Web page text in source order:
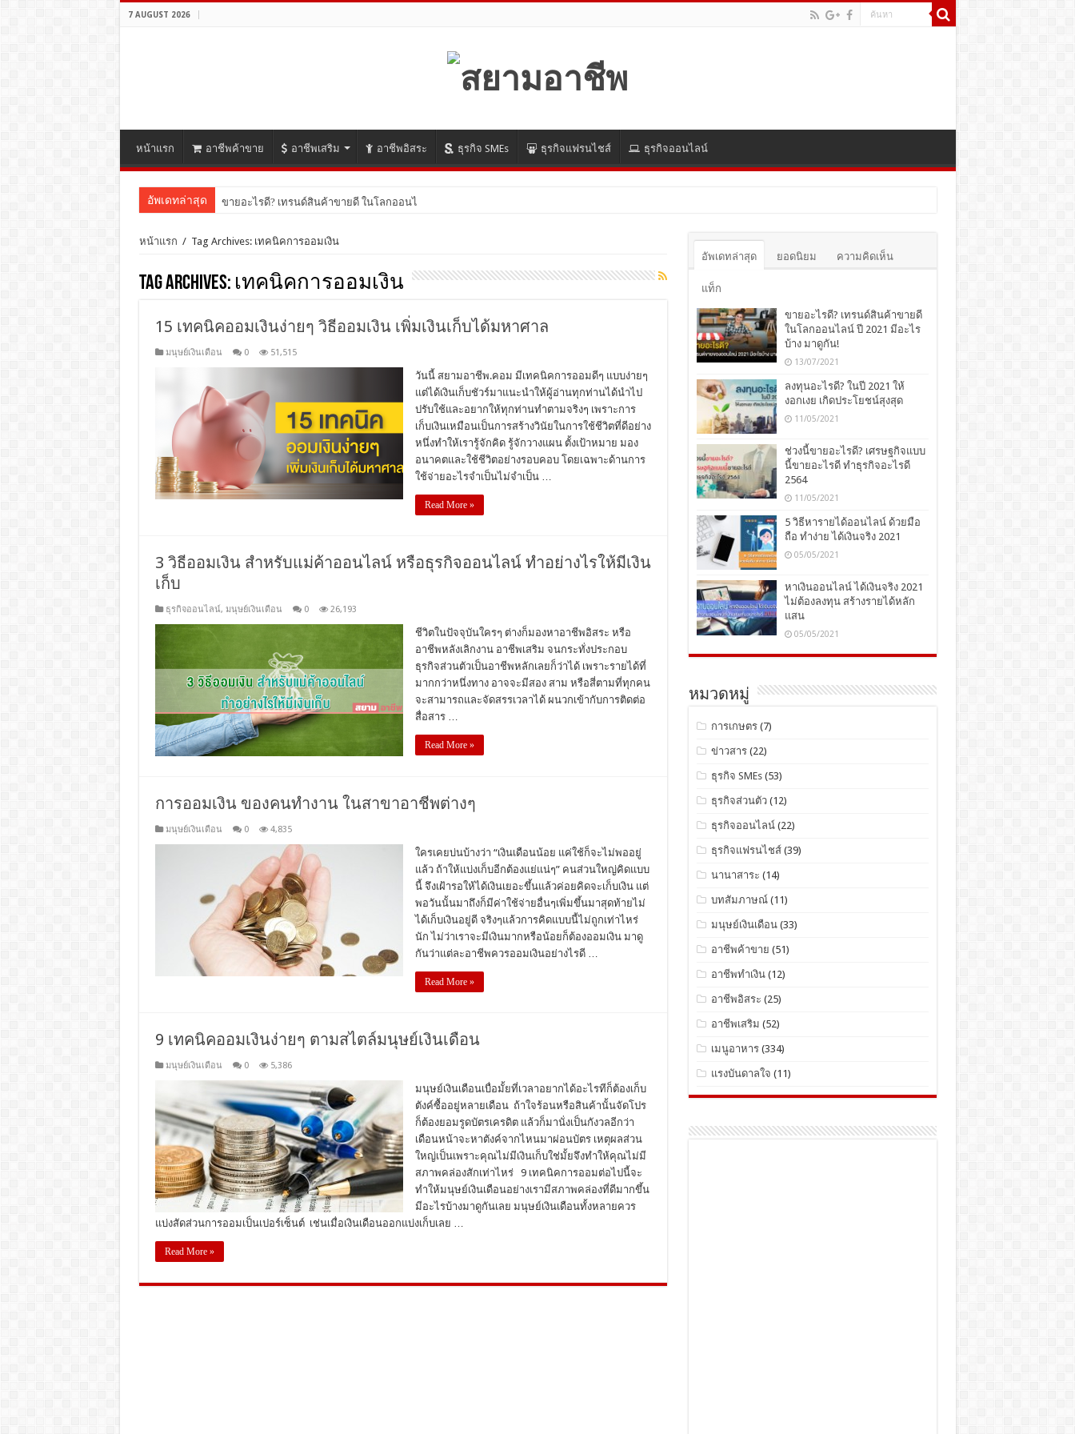
7 AUGUST 2026
หน้าแรก อาชีพค้าขาย อาชีพเสริม อาชีพอิสระ ธุรกิจ SMEs ธุรกิจแฟรนไชส์ ธุรกิจออนไลน์
อัพเดทล่าสุด ขายอะไรดี? เทรนด์สินค้าขายดี ในโลกออนไลน์ ปี 2021 มีอะไรบ้าง
หน้าแรก / Tag Archives: เทคนิคการออมเงิน
Tag Archives: เทคนิคการออมเงิน
15 เทคนิคออมเงินง่ายๆ วิธีออมเงิน เพิ่มเงินเก็บได้มหาศาล
มนุษย์เงินเดือน 0 51,515
วันนี้ สยามอาชีพ.คอม มีเทคนิคการออมดีๆ แบบง่ายๆ
แต่ได้เงินเก็บชัวร์มาแนะนำให้ผู้อ่านทุกท่านได้นำไป
ปรับใช้และอยากให้ทุกท่านทำตามจริงๆ เพราะการ
เก็บเงินเหมือนเป็นการสร้างวินัยในการใช้ชีวิตที่ดีอย่าง
หนึ่งทำให้เรารู้จักคิด รู้จักวางแผน ตั้งเป้าหมาย มอง
อนาคตและใช้ชีวิตอย่างรอบคอบ โดยเฉพาะด้านการ
ใช้จ่ายอะไรจำเป็นไม่จำเป็น …
Read More »
3 วิธีออมเงิน สำหรับแม่ค้าออนไลน์ หรือธุรกิจออนไลน์ ทำอย่างไรให้มีเงิน
เก็บ
ธุรกิจออนไลน์, มนุษย์เงินเดือน 0 26,193
ชีวิตในปัจจุบันใครๆ ต่างก็มองหาอาชีพอิสระ หรือ
อาชีพหลังเลิกงาน อาชีพเสริม จนกระทั่งประกอบ
ธุรกิจส่วนตัวเป็นอาชีพหลักเลยก็ว่าได้ เพราะรายได้ที่
มากกว่าหนึ่งทาง อาจจะมีสอง สาม หรือสี่ตามที่ทุกคน
จะสามารถและจัดสรรเวลาได้ ผนวกเข้ากับการติดต่อ
สื่อสาร …
Read More »
การออมเงิน ของคนทำงาน ในสาขาอาชีพต่างๆ
มนุษย์เงินเดือน 0 4,835
ใครเคยบ่นบ้างว่า “เงินเดือนน้อย แค่ใช้ก็จะไม่พออยู่
แล้ว ถ้าให้แบ่งเก็บอีกต้องแย่แน่ๆ” คนส่วนใหญ่คิดแบบ
นี้ จึงเฝ้ารอให้ได้เงินเยอะขึ้นแล้วค่อยคิดจะเก็บเงิน แต่
พอวันนั้นมาถึงก็มีค่าใช้จ่ายอื่นๆเพิ่มขึ้นมาสุดท้ายไม่
ได้เก็บเงินอยู่ดี จริงๆแล้วการคิดแบบนี้ไม่ถูกเท่าไหร่
นัก ไม่ว่าเราจะมีเงินมากหรือน้อยก็ต้องออมเงิน มาดู
กันว่าแต่ละอาชีพควรออมเงินอย่างไรดี …
Read More »
9 เทคนิคออมเงินง่ายๆ ตามสไตล์มนุษย์เงินเดือน
มนุษย์เงินเดือน 0 5,386
มนุษย์เงินเดือนเบื่อมั้ยที่เวลาอยากได้อะไรทีก็ต้องเก็บ
ตังค์ซื้ออยู่หลายเดือน ถ้าใจร้อนหรือสินค้านั้นจัดโปร
ก็ต้องยอมรูดบัตรเครดิต แล้วก็มานั่งเป็นกังวลอีกว่า
เดือนหน้าจะหาตังค์จากไหนมาผ่อนบัตร เหตุผลส่วน
ใหญ่เป็นเพราะคุณไม่มีเงินเก็บใช่มั้ยจึงทำให้คุณไม่มี
สภาพคล่องสักเท่าไหร่ 9 เทคนิคการออมต่อไปนี้จะ
ทำให้มนุษย์เงินเดือนอย่างเรามีสภาพคล่องที่ดีมากขึ้น
มีอะไรบ้างมาดูกันเลย มนุษย์เงินเดือนทั้งหลายควร
แบ่งสัดส่วนการออมเป็นเปอร์เซ็นต์ เช่นเมื่อเงินเดือนออกแบ่งเก็บเลย …
Read More »
อัพเดทล่าสุด ยอดนิยม ความคิดเห็น
แท็ก
ขายอะไรดี? เทรนด์สินค้าขายดี
ในโลกออนไลน์ ปี 2021 มีอะไร
บ้าง มาดูกัน!
13/07/2021
ลงทุนอะไรดี? ในปี 2021 ให้
งอกเงย เกิดประโยชน์สุงสุด
11/05/2021
ช่วงนี้ขายอะไรดี? เศรษฐกิจแบบ
นี้ขายอะไรดี ทำธุรกิจอะไรดี
2564
11/05/2021
5 วิธีหารายได้ออนไลน์ ด้วยมือ
ถือ ทำง่าย ได้เงินจริง 2021
05/05/2021
หาเงินออนไลน์ ได้เงินจริง 2021
ไม่ต้องลงทุน สร้างรายได้หลัก
แสน
05/05/2021
หมวดหมู่
การเกษตร (7)
ข่าวสาร (22)
ธุรกิจ SMEs (53)
ธุรกิจส่วนตัว (12)
ธุรกิจออนไลน์ (22)
ธุรกิจแฟรนไชส์ (39)
นานาสาระ (14)
บทสัมภาษณ์ (11)
มนุษย์เงินเดือน (33)
อาชีพค้าขาย (51)
อาชีพทำเงิน (12)
อาชีพอิสระ (25)
อาชีพเสริม (52)
เมนูอาหาร (334)
แรงบันดาลใจ (11)